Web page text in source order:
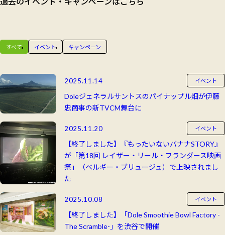
すべて イベント キャンペーン
2025.11.14 イベント
Doleジェネラルサントスのパイナップル畑が伊藤
忠商事の新TVCM舞台に
2025.11.20 イベント
【終了しました】『もったいないバナナSTORY』
が「第18回 レイザー・リール・フランダース映画
祭」（ベルギー・ブリュージュ）で上映されまし
た
2025.10.08 イベント
【終了しました】「Dole Smoothie Bowl Factory -
The Scramble-」を渋谷で開催